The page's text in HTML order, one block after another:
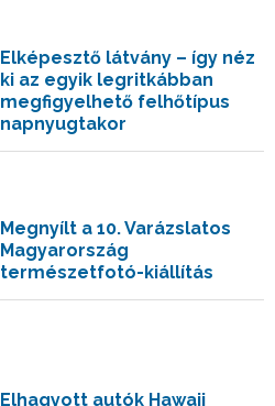
Elképesztő látvány – így néz
ki az egyik legritkábban
megfigyelhető felhőtípus
napnyugtakor
Megnyílt a 10. Varázslatos
Magyarország
természetfotó-kiállítás
Elhagyott autók Hawaii